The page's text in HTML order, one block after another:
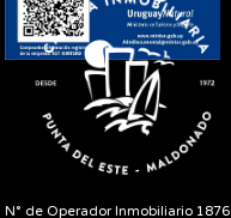
N° de Operador Inmobiliario 1876